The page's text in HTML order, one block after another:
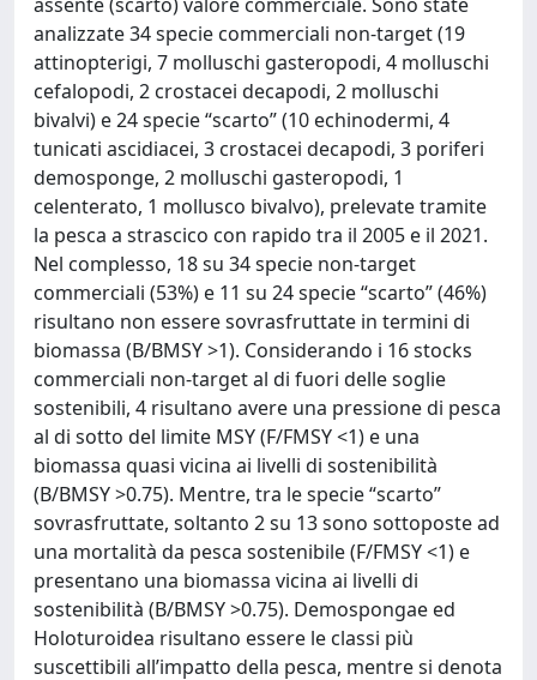
analizzate 34 specie commerciali non-target (19
attinopterigi, 7 molluschi gasteropodi, 4 molluschi
cefalopodi, 2 crostacei decapodi, 2 molluschi
bivalvi) e 24 specie “scarto” (10 echinodermi, 4
tunicati ascidiacei, 3 crostacei decapodi, 3 poriferi
demosponge, 2 molluschi gasteropodi, 1
celenterato, 1 mollusco bivalvo), prelevate tramite
la pesca a strascico con rapido tra il 2005 e il 2021.
Nel complesso, 18 su 34 specie non-target
commerciali (53%) e 11 su 24 specie “scarto” (46%)
risultano non essere sovrasfruttate in termini di
biomassa (B/BMSY >1). Considerando i 16 stocks
commerciali non-target al di fuori delle soglie
sostenibili, 4 risultano avere una pressione di pesca
al di sotto del limite MSY (F/FMSY <1) e una
biomassa quasi vicina ai livelli di sostenibilità
(B/BMSY >0.75). Mentre, tra le specie “scarto”
sovrasfruttate, soltanto 2 su 13 sono sottoposte ad
una mortalità da pesca sostenibile (F/FMSY <1) e
presentano una biomassa vicina ai livelli di
sostenibilità (B/BMSY >0.75). Demospongae ed
Holoturoidea risultano essere le classi più
suscettibili all’impatto della pesca, mentre si denota